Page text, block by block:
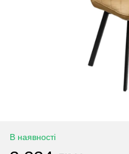
В наявності